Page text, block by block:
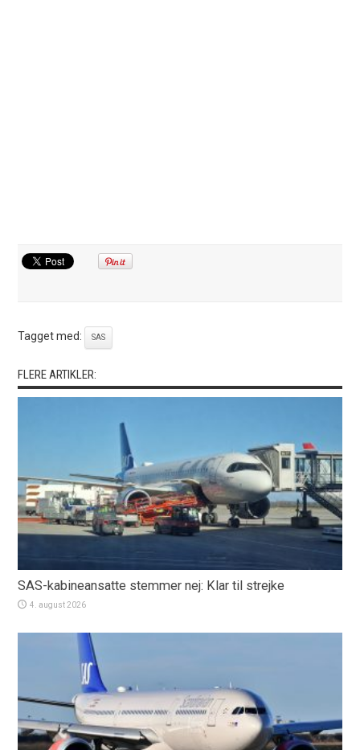
Tagget med: SAS
FLERE ARTIKLER:
SAS-kabineansatte stemmer nej: Klar til strejke
4. august 2026